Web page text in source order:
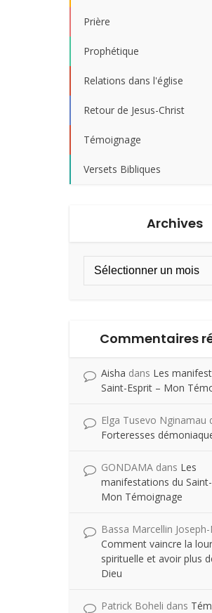
Prière
Prophétique
Relations dans l'église
Retour de Jesus-Christ
Témoignage
Versets Bibliques
Archives
Commentaires
Aisha dans Les
Saint-Esprit – Mon
Elga Tusevo Nginamau
Forteresses
GONDAMA dans Les
manifestations du
Mon Témoignage
Bassa Marcellin
Comment vaincre la
spirituelle et avoir plus
Dieu
Patrick Boheli dans